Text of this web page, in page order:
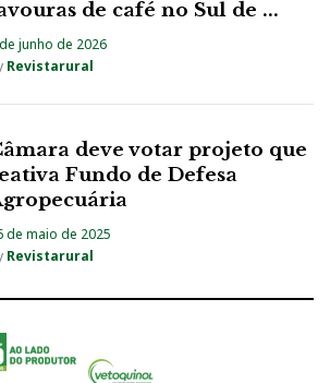
de café no Sul de ...
junho de 2026
Revistarural
deve votar projeto que
Fundo de Defesa
de maio de 2025
Revistarural